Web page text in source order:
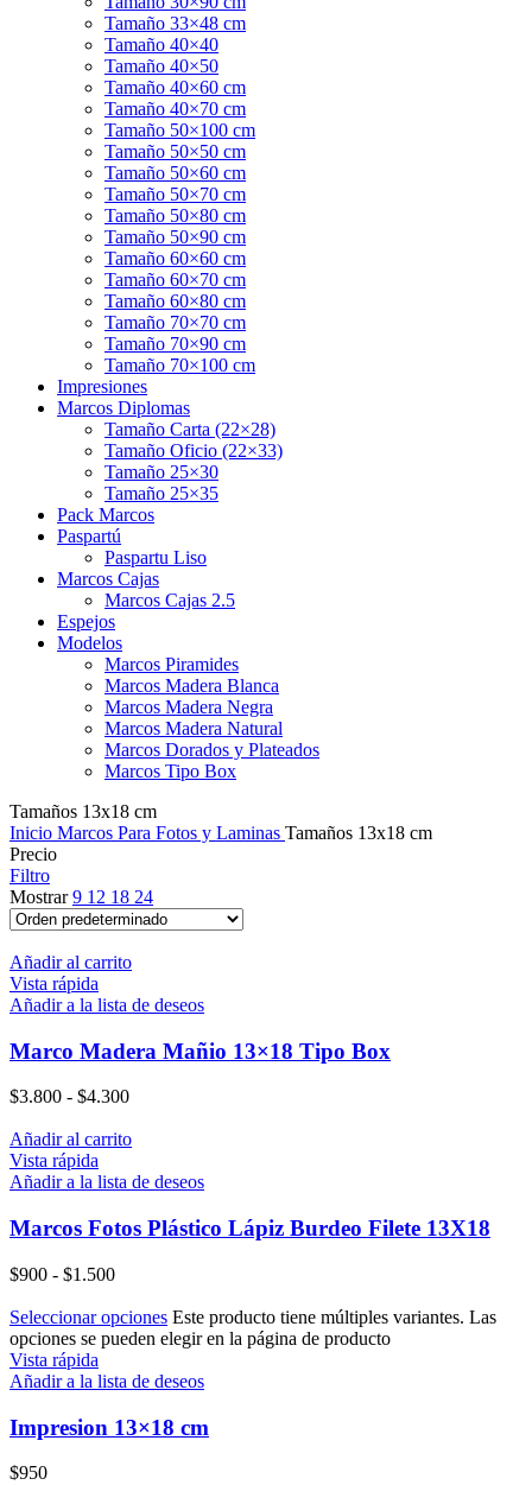
Tamaño 33×48 cm
Tamaño 40×40
Tamaño 40×50
Tamaño 40×60 cm
Tamaño 40×70 cm
Tamaño 50×100 cm
Tamaño 50×50 cm
Tamaño 50×60 cm
Tamaño 50×70 cm
Tamaño 50×80 cm
Tamaño 50×90 cm
Tamaño 60×60 cm
Tamaño 60×70 cm
Tamaño 60×80 cm
Tamaño 70×70 cm
Tamaño 70×90 cm
Tamaño 70×100 cm
Impresiones
Marcos Diplomas
Tamaño Carta (22×28)
Tamaño Oficio (22×33)
Tamaño 25×30
Tamaño 25×35
Pack Marcos
Paspartú
Paspartu Liso
Marcos Cajas
Marcos Cajas 2.5
Espejos
Modelos
Marcos Piramides
Marcos Madera Blanca
Marcos Madera Negra
Marcos Madera Natural
Marcos Dorados y Plateados
Marcos Tipo Box
Tamaños 13x18 cm
Inicio Marcos Para Fotos y Laminas Tamaños 13x18 cm
Precio
Filtro
Mostrar9 12 18 24
Añadir al carrito
Vista rápida
Añadir a la lista de deseos
Marco Madera Mañio 13×18 Tipo Box
$3.800 - $4.300
Añadir al carrito
Vista rápida
Añadir a la lista de deseos
Marcos Fotos Plástico Lápiz Burdeo Filete 13X18
$900 - $1.500
Seleccionar opciones Este producto tiene múltiples variantes. Las
opciones se pueden elegir en la página de producto
Vista rápida
Añadir a la lista de deseos
Impresion 13×18 cm
$950